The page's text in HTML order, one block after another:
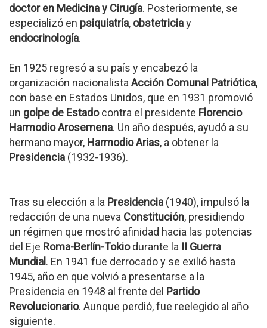
doctor en Medicina y Cirugía. Posteriormente, se
especializó en psiquiatría, obstetriciay
endocrinología.
En 1925 regresó a su país y encabezó la
organización nacionalista Acción Comunal Patriótica,
con base en Estados Unidos, que en 1931 promovió
un golpe de Estadocontra el presidente Florencio
Harmodio Arosemena. Un año después, ayudó a su
hermano mayor, Harmodio Arias, a obtener la
Presidencia (1932-1936).
Tras su elección a la Presidencia (1940), impulsó la
redacción de una nueva Constitución, presidiendo
un régimen que mostró afinidad hacia las potencias
del Eje Roma-Berlín-Tokiodurante la II Guerra
Mundial . En 1941 fue derrocado y se exilió hasta
1945, año en que volvió a presentarse a la
Presidencia en 1948 al frente del Partido
Revolucionario. Aunque perdió, fue reelegido al año
siguiente.